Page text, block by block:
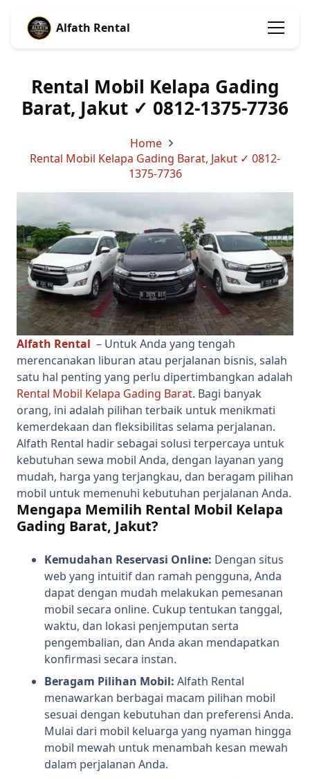
Alfath Rental
Rental Mobil Kelapa Gading
Barat, Jakut ✓ 0812-1375-7736
Home
Rental Mobil Kelapa Gading Barat, Jakut ✓ 0812-
1375-7736
Alfath Rental – Untuk Anda yang tengah
merencanakan liburan atau perjalanan bisnis, salah
satu hal penting yang perlu dipertimbangkan adalah
Rental Mobil Kelapa Gading Barat. Bagi banyak
orang, ini adalah pilihan terbaik untuk menikmati
kemerdekaan dan fleksibilitas selama perjalanan.
Alfath Rental hadir sebagai solusi terpercaya untuk
kebutuhan sewa mobil Anda, dengan layanan yang
mudah, harga yang terjangkau, dan beragam pilihan
mobil untuk memenuhi kebutuhan perjalanan Anda.
Mengapa Memilih Rental Mobil Kelapa
Gading Barat, Jakut?
Kemudahan Reservasi Online: Dengan situs
web yang intuitif dan ramah pengguna, Anda
dapat dengan mudah melakukan pemesanan
mobil secara online. Cukup tentukan tanggal,
waktu, dan lokasi penjemputan serta
pengembalian, dan Anda akan mendapatkan
konfirmasi secara instan.
Beragam Pilihan Mobil: Alfath Rental
menawarkan berbagai macam pilihan mobil
sesuai dengan kebutuhan dan preferensi Anda.
Mulai dari mobil keluarga yang nyaman hingga
mobil mewah untuk menambah kesan mewah
dalam perjalanan Anda.